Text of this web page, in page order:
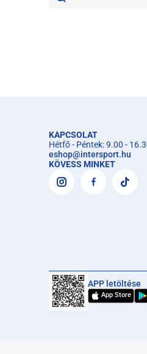
KAPCSOLAT
Hétfő - Péntek: 9.00 -
eshop@intersport.hu
KÖVESS MINKET
APP letöltése
App Store